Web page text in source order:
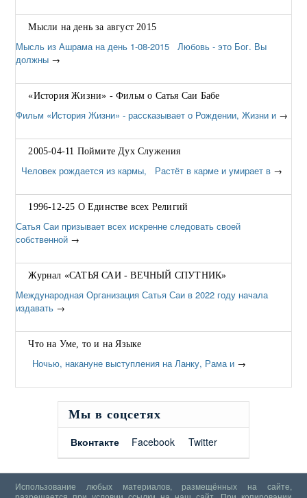
Мысли на день за август 2015
Мысль из Ашрама на день 1-08-2015 Любовь - это Бог. Вы
должны →
«История Жизни» - Фильм о Сатья Саи Бабе
Фильм «История Жизни» - рассказывает о Рождении, Жизни и →
2005-04-11 Поймите Дух Служения
Человек рождается из кармы, Растёт в карме и умирает в →
1996-12-25 О Единстве всех Религий
Сатья Саи призывает всех искренне следовать своей
собственной →
Журнал «САТЬЯ САИ - ВЕЧНЫЙ СПУТНИК»
Международная Организация Сатья Саи в 2022 году начала
издавать →
Что на Уме, то и на Языке
Ночью, накануне выступления на Ланку, Рама и →
Мы в соцсетях
Вконтакте
Facebook Twitter
Использование любых материалов, размещённых на сайте,